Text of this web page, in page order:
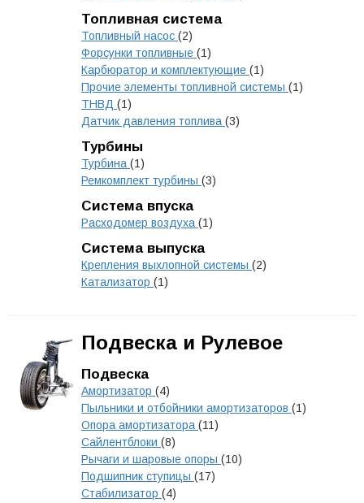
Топливная система
Топливный насос (2)
Форсунки топливные (1)
Карбюратор и комплектующие (1)
Прочие элементы топливной системы (1)
ТНВД (1)
Датчик давления топлива (3)
Турбины
Турбина (1)
Ремкомплект турбины (3)
Система впуска
Расходомер воздуха (1)
Система выпуска
Крепления выхлопной системы (2)
Катализатор (1)
Подвеска и Рулевое
Подвеска
Амортизатор (4)
Пыльники и отбойники амортизаторов (1)
Опора амортизатора (11)
Сайлентблоки (8)
Рычаги и шаровые опоры (10)
Подшипник ступицы (17)
Стабилизатор (4)